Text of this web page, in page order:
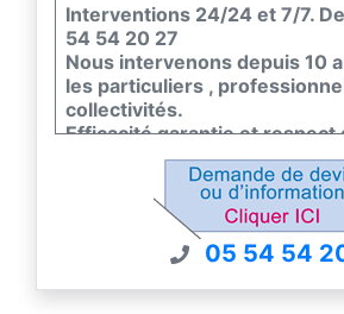
Interventions 24/24 et 7/7.
54 54 20 27
Nous intervenons depuis 10
les particuliers ,
collectivités.
Efficacité garantie et respect
l'environnement et de la
Nous sommes certifiés
certibiocide et nous sommes
contrat d'assurance pour nos
05 54 54